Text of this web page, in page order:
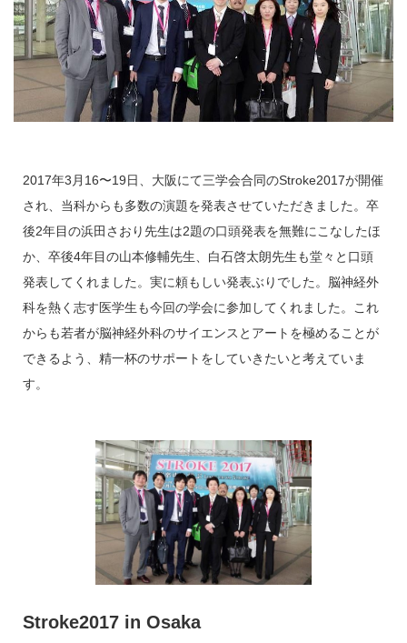
2017年3月16〜19日、大阪にて三学会合同のStroke2017が開催
され、当科からも多数の演題を発表させていただきました。卒
後2年目の浜田さおり先生は2題の口頭発表を無難にこなしたほ
か、卒後4年目の山本修輔先生、白石啓太朗先生も堂々と口頭
発表してくれました。実に頼もしい発表ぶりでした。脳神経外
科を熱く志す医学生も今回の学会に参加してくれました。これ
からも若者が脳神経外科のサイエンスとアートを極めることが
できるよう、精一杯のサポートをしていきたいと考えていま
す。
Stroke2017 in Osaka